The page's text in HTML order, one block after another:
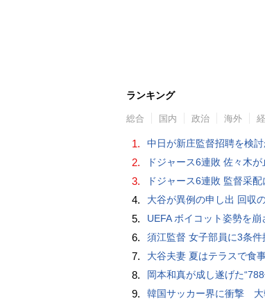
ランキング
総合 国内 政治 海外
1. 中日が新庄監督招聘を検
2. ドジャース6連敗 佐々木が
3. ドジャース6連敗 監督采配
4. 大谷が異例の申し出 回収
5. UEFA ボイコット姿勢を崩
6. 須江監督 女子部員に3条件
7. 大谷夫妻 夏はテラスで食
8. 岡本和真が成し遂げた“788億円男超え” いつのまにか「
9. 韓国サッカー界に衝撃 大韓サッカー協会に外国人審判への“性